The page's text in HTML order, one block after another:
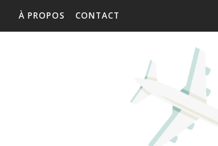
À PROPOS CONTACT